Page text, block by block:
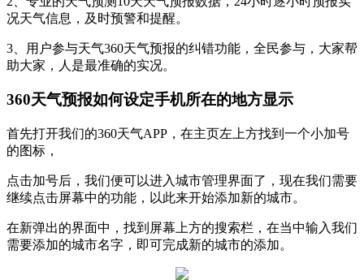
况天气信息，及时预警和提醒。
3、用户参与天气360天气预报的纠错功能，全民参与，大家帮
助大家，人是最准确的实况。
360天气预报如何设定手机所在的地方显示
首先打开我们的360天气APP，在主页左上方找到一个小加号
的图标，
点击加号后，我们便可以进入城市管理界面了，现在我们需要
继续点击屏幕中的功能，以此来开始添加新的城市。
在新弹出的界面中，找到屏幕上方的搜索栏，在当中输入我们
需要添加的城市名字，即可完成新的城市的添加。